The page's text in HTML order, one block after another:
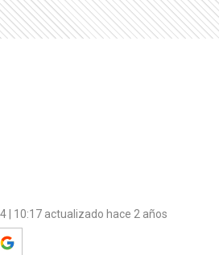
| 10:17 actualizado hace 2 años